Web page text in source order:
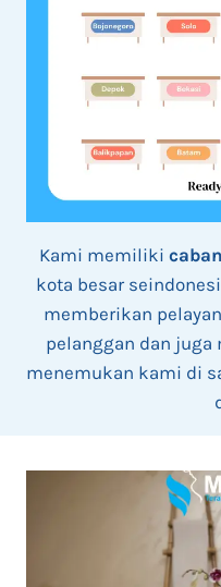
Kami memiliki
kota besar
memberikan
pelanggan dan
menemukan kami di